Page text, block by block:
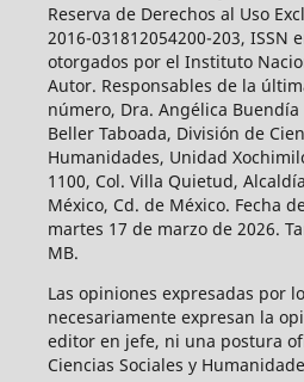
Reserva de Derechos al Uso
2016-031812054200-203, ISSN
otorgados por el Instituto
Autor. Responsables de la
número, Dra. Angélica
Beller Taboada, División de
Humanidades, Unidad
1100, Col. Villa Quietud,
México, Cd. de México. Fecha
martes 17 de marzo de 2026.
MB.
Las opiniones expresadas por
necesariamente expresan la
editor en jefe, ni una postura
Ciencias Sociales y